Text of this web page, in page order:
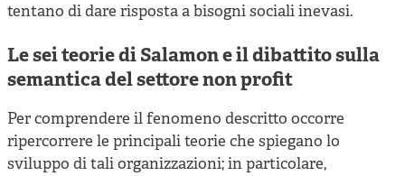
tentano di dare risposta a bisogni sociali inevasi.
Le sei teorie di Salamon e il dibattito sulla
semantica del settore non profit
Per comprendere il fenomeno descritto occorre
ripercorrere le principali teorie che spiegano lo
sviluppo di tali organizzazioni; in particolare,